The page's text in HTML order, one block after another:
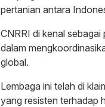
pertanian antara
CNRRI di kenal
dalam
global.
Lembaga ini telah di
yang resisten terhadap